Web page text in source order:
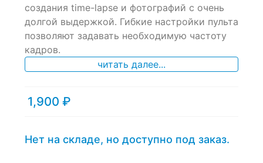
ratings
создания time-lapse и фотографий с очень
долгой выдержкой. Гибкие настройки пульта
позволяют задавать необходимую частоту
кадров.
читать далее...
1,900 ₽
Нет на складе, но доступно под заказ.